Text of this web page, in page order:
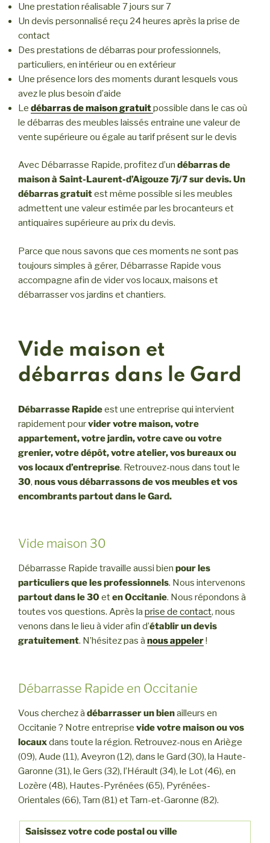
Une prestation réalisable 7 jours sur 7
Un devis personnalisé reçu 24 heures après la prise de
contact
Des prestations de débarras pour professionnels,
particuliers, en intérieur ou en extérieur
Une présence lors des moments durant lesquels vous
avez le plus besoin d’aide
Le débarras de maison gratuitpossible dans le cas où
le débarras des meubles laissés entraine une valeur de
vente supérieure ou égale au tarif présent sur le devis
Avec Débarrasse Rapide, profitez d’un débarras de
maison à Saint-Laurent-d’Aigouze7j/7 sur devis. Un
débarras gratuitest même possible si les meubles
admettent une valeur estimée par les brocanteurs et
antiquaires supérieure au prix du devis.
Parce que nous savons que ces moments ne sont pas
toujours simples à gérer, Débarrasse Rapide vous
accompagne afin de vider vos locaux, maisons et
débarrasser vos jardins et chantiers.
Vide maison et
débarras dans le Gard
Débarrasse Rapideest une entreprise qui intervient
rapidement pourvider votre maison, votre
appartement, votre jardin, votre cave ou votre
grenier, votre dépôt, votre atelier, vos bureaux ou
vos locaux d’entreprise. Retrouvez-nous dans tout le
30, nous vous débarrassons de vos meubles et vos
encombrants partout dans le Gard.
Vide maison 30
Débarrasse Rapide travaille aussi bien pour les
particuliers que les professionnels. Nous intervenons
partout dans le 30eten Occitanie. Nous répondons à
toutes vos questions. Après la prise de contact, nous
venons dans le lieu à vider afin d’établir un devis
gratuitement. N’hésitez pas à nous appeler!
Débarrasse Rapide en Occitanie
Vous cherchez à débarrasser un bienailleurs en
Occitanie ? Notre entreprise vide votre maison ou vos
locauxdans toute la région. Retrouvez-nous en Ariège
(09), Aude (11), Aveyron (12), dans le Gard (30), la Haute-
Garonne (31), le Gers (32), l’Hérault (34), le Lot (46), en
Lozère (48), Hautes-Pyrénées (65), Pyrénées-
Orientales (66), Tarn (81) et Tarn-et-Garonne (82).
Saisissez votre code postal ou ville